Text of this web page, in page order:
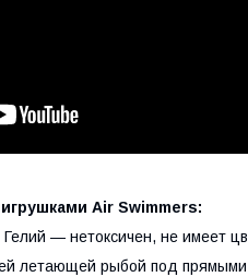
Air Swimmers:
— нетоксичен, не имеет
летающей рыбой под